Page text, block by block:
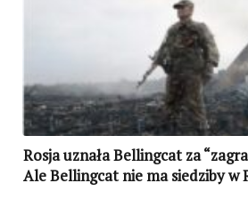
Rosja uznała Bellingcat za
Ale Bellingcat nie ma siedziby w